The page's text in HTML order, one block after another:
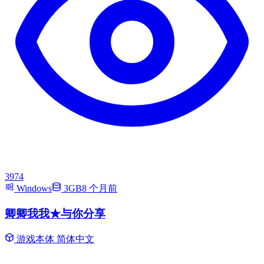
3974
Windows
3GB8 个月前
卿卿我我★与你分享
游戏本体 简体中文